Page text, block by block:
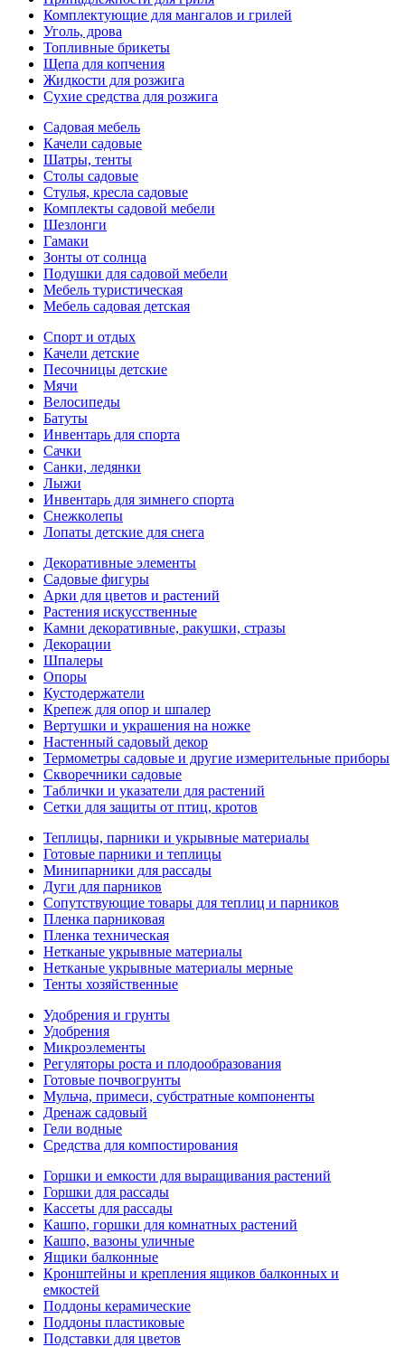
Комплектующие для мангалов и грилей
Уголь, дрова
Топливные брикеты
Щепа для копчения
Жидкости для розжига
Сухие средства для розжига
Садовая мебель
Качели садовые
Шатры, тенты
Столы садовые
Стулья, кресла садовые
Комплекты садовой мебели
Шезлонги
Гамаки
Зонты от солнца
Подушки для садовой мебели
Мебель туристическая
Мебель садовая детская
Спорт и отдых
Качели детские
Песочницы детские
Мячи
Велосипеды
Батуты
Инвентарь для спорта
Сачки
Санки, ледянки
Лыжи
Инвентарь для зимнего спорта
Снежколепы
Лопаты детские для снега
Декоративные элементы
Садовые фигуры
Арки для цветов и растений
Растения искусственные
Камни декоративные, ракушки, стразы
Декорации
Шпалеры
Опоры
Кустодержатели
Крепеж для опор и шпалер
Вертушки и украшения на ножке
Настенный садовый декор
Термометры садовые и другие измерительные приборы
Скворечники садовые
Таблички и указатели для растений
Сетки для защиты от птиц, кротов
Теплицы, парники и укрывные материалы
Готовые парники и теплицы
Минипарники для рассады
Дуги для парников
Сопутствующие товары для теплиц и парников
Пленка парниковая
Пленка техническая
Нетканые укрывные материалы
Нетканые укрывные материалы мерные
Тенты хозяйственные
Удобрения и грунты
Удобрения
Микроэлементы
Регуляторы роста и плодообразования
Готовые почвогрунты
Мульча, примеси, субстратные компоненты
Дренаж садовый
Гели водные
Средства для компостирования
Горшки и емкости для выращивания растений
Горшки для рассады
Кассеты для рассады
Кашпо, горшки для комнатных растений
Кашпо, вазоны уличные
Ящики балконные
Кронштейны и крепления ящиков балконных и
емкостей
Поддоны керамические
Поддоны пластиковые
Подставки для цветов